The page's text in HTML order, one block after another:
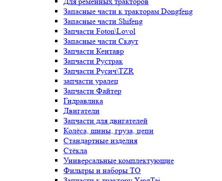
Запасные части к тракторам Dongfeng
Запасные части Shifeng
Запчасти Foton\Lovol
Запасные части Скаут
Запчасти Кентавр
Запчасти Рустрак
Запчасти Русич\TZR
запчасти уралец
Запчасти Файтер
Гидравлика
Двигатели
Запчасти для двигателей
Колёса, шины, груза, цепи
Стандартные изделия
Стёкла
Универсальные комплектующие
Фильтры и наборы ТО